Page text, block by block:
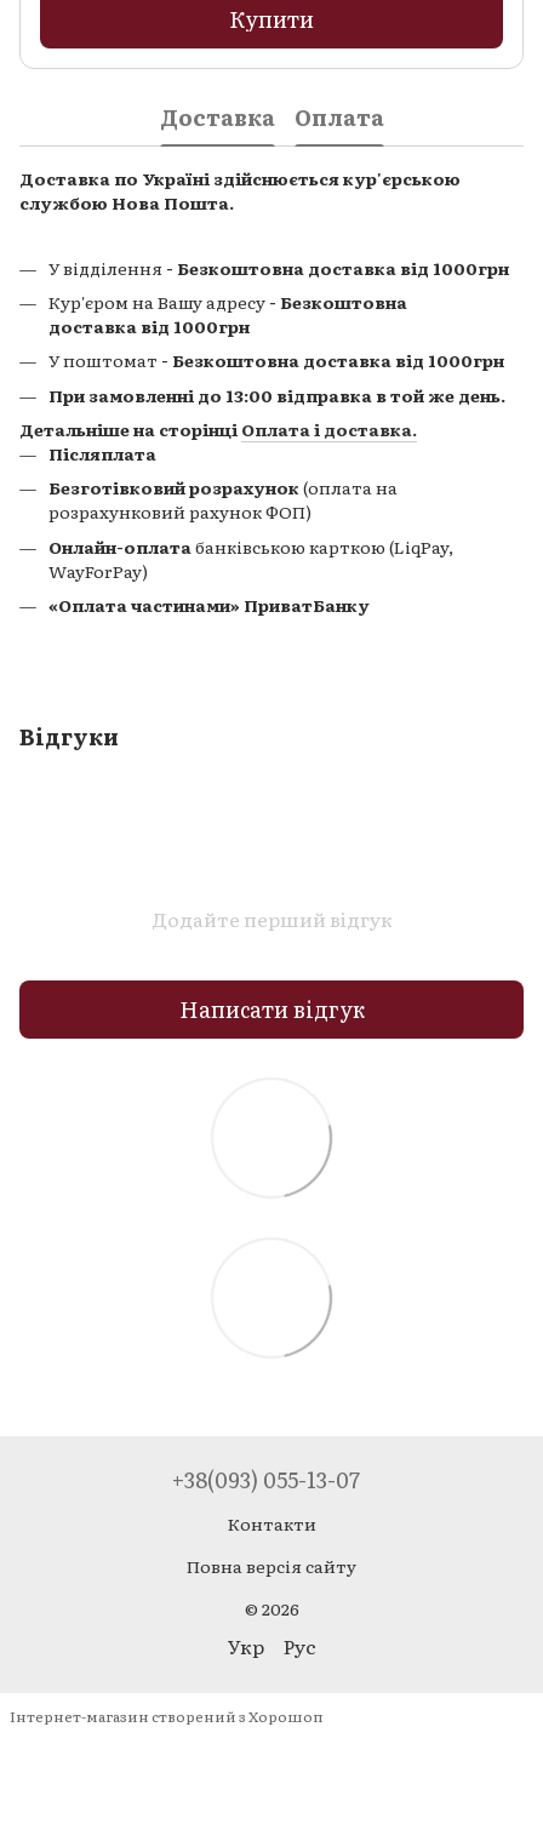
Купити
Доставка Оплата
Доставка по Україні здійснюється кур'єрською
службою Нова Пошта.
У відділення - Безкоштовна доставка від 1000грн
Кур'єром на Вашу адресу - Безкоштовна
доставка від 1000грн
У поштомат - Безкоштовна доставка від 1000грн
При замовленні до 13:00 відправка в той же день.
Детальніше на сторінці Оплата і доставка.
Післяплата
Безготівковий розрахунок(оплата на
розрахунковий рахунок ФОП)
Онлайн-оплата банківською карткою (LiqPay,
WayForPay)
«Оплата частинами» ПриватБанку
Відгуки
Додайте перший відгук
Написати відгук
+38(093) 055-13-07
Контакти
Повна версія сайту
© 2026
Укр Рус
Інтернет-магазин створений з Хорошоп